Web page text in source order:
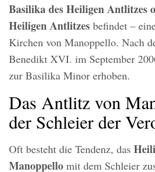
Basilika des Heiligen Antlitzes
Heiligen Antlitzes befindet –
Kirchen von Manoppello. Nach
Benedikt XVI. im September
zur Basilika Minor erhoben.
Das Antlitz von
der Schleier der
Oft besteht die Tendenz, das
Manoppello mit dem Schleier